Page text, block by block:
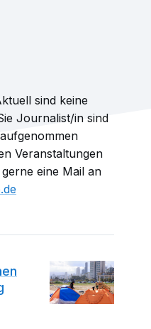
sind keine
Journalist/in sind
Veranstaltungen
eine Mail an